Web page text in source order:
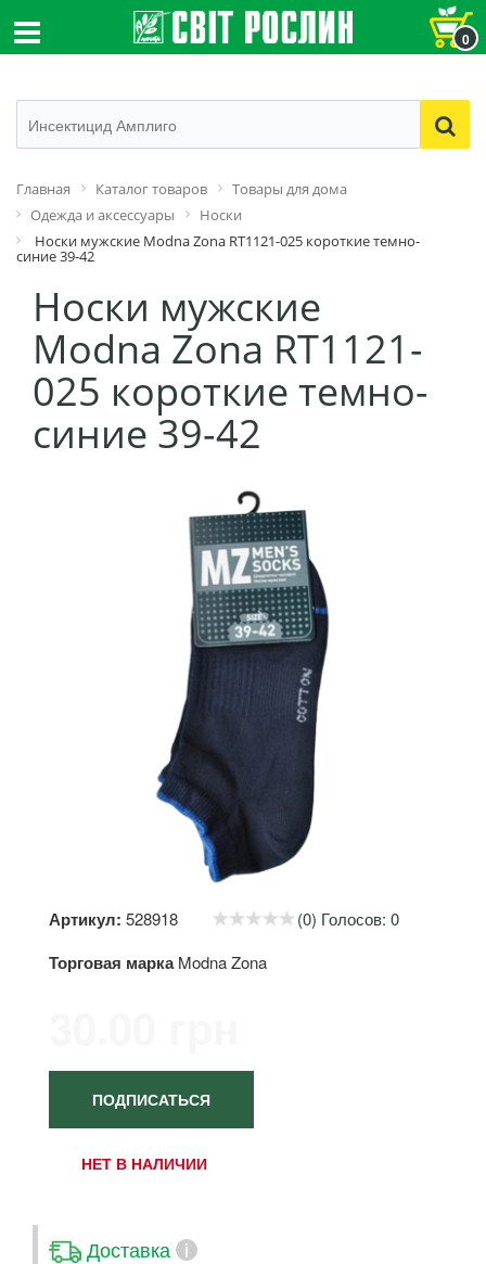
0
Главная Каталог товаров
Товары для дома
Одежда и аксессуары
Носки
Носки мужские Modna Zona RT1121-025 короткие темно-
синие 39-42
Носки мужские
Modna Zona RT1121-
025 короткие темно-
синие 39-42
Артикул: 528918 (0) Голосов: 0
Торговая марка Modna Zona
ПОДПИСАТЬСЯ
НЕТ В НАЛИЧИИ
Доставка i